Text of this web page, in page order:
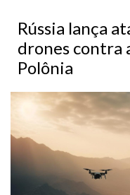
Rússia lança
drones contra
Polônia